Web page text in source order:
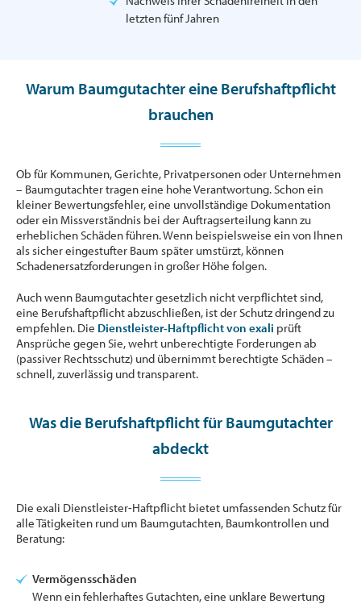
letzten fünf Jahren
Warum Baumgutachter eine Berufshaftpflicht
brauchen
Ob für Kommunen, Gerichte, Privatpersonen oder Unternehmen
– Baumgutachter tragen eine hohe Verantwortung. Schon ein
kleiner Bewertungsfehler, eine unvollständige Dokumentation
oder ein Missverständnis bei der Auftragserteilung kann zu
erheblichen Schäden führen. Wenn beispielsweise ein von Ihnen
als sicher eingestufter Baum später umstürzt, können
Schadenersatzforderungen in großer Höhe folgen.
Auch wenn Baumgutachter gesetzlich nicht verpflichtet sind,
eine Berufshaftpflicht abzuschließen, ist der Schutz dringend zu
empfehlen. Die Dienstleister-Haftpflicht von exali prüft
Ansprüche gegen Sie, wehrt unberechtigte Forderungen ab
(passiver Rechtsschutz) und übernimmt berechtigte Schäden –
schnell, zuverlässig und transparent.
Was die Berufshaftpflicht für Baumgutachter
abdeckt
Die exali Dienstleister-Haftpflicht bietet umfassenden Schutz für
alle Tätigkeiten rund um Baumgutachten, Baumkontrollen und
Beratung:
Vermögensschäden
Wenn ein fehlerhaftes Gutachten, eine unklare Bewertung